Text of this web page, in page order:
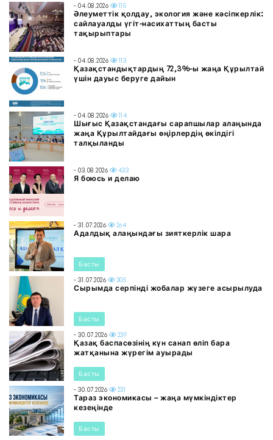
- 04.08.2026 115
Әлеуметтік қолдау, экология және кәсіпкерлік:
сайлауалды үгіт-насихаттың басты
тақырыптары
- 04.08.2026 113
Қазақстандықтардың 72,3%-ы жаңа Құрылтай
үшін дауыс беруге дайын
- 04.08.2026 114
Шығыс Қазақстандағы сарапшылар алаңында
жаңа Құрылтайдағы өңірлердің өкілдігі
талқыланды
- 03.08.2026 433
Я боюсь и делаю
- 31.07.2026 264
Адалдық алаңындағы зияткерлік шара
Басты
- 31.07.2026 305
Сырымда серпінді жобалар жүзеге асырылуда
Басты
- 30.07.2026 239
Қазақ баспасөзінің күн санап өліп бара
жатқанына жүрегім ауырады
Басты
- 30.07.2026 231
Тараз экономикасы – жаңа мүмкіндіктер
кезеңінде
Басты